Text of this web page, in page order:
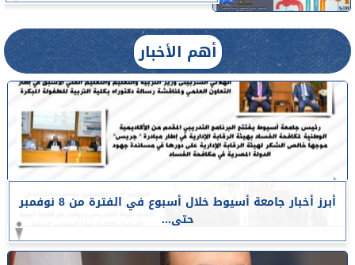
أهم الأخبار
أبرز أخبار جامعة أسيوط خلال أسبوع في الفترة من 8 نوفمبر
حتى...